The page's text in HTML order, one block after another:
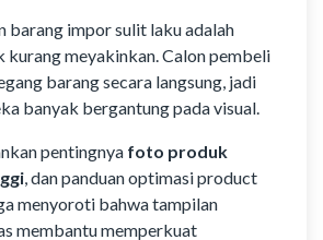
barang impor sulit laku adalah
kurang meyakinkan. Calon pembeli
barang secara langsung, jadi
banyak bergantung pada visual.
pentingnya foto produk
, dan panduan optimasi product
menyoroti bahwa tampilan
membantu memperkuat